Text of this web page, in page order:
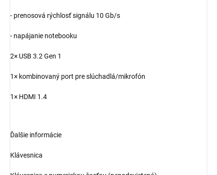
- prenosová rýchlosť signálu 10 Gb/s
- napájanie notebooku
2× USB 3.2 Gen 1
1× kombinovaný port pre slúchadlá/mikrofón
1× HDMI 1.4
Ďalšie informácie
Klávesnica